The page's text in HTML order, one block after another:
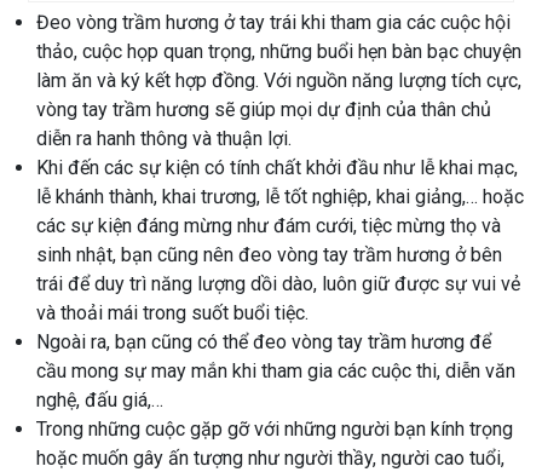
Đeo vòng trầm hương ở tay trái khi tham gia các cuộc hội
thảo, cuộc họp quan trọng, những buổi hẹn bàn bạc chuyện
làm ăn và ký kết hợp đồng. Với nguồn năng lượng tích cực,
vòng tay trầm hương sẽ giúp mọi dự định của thân chủ
diễn ra hanh thông và thuận lợi.
Khi đến các sự kiện có tính chất khởi đầu như lễ khai mạc,
lễ khánh thành, khai trương, lễ tốt nghiệp, khai giảng,… hoặc
các sự kiện đáng mừng như đám cưới, tiệc mừng thọ và
sinh nhật, bạn cũng nên đeo vòng tay trầm hương ở bên
trái để duy trì năng lượng dồi dào, luôn giữ được sự vui vẻ
và thoải mái trong suốt buổi tiệc.
Ngoài ra, bạn cũng có thể đeo vòng tay trầm hương để
cầu mong sự may mắn khi tham gia các cuộc thi, diễn văn
nghệ, đấu giá,…
Trong những cuộc gặp gỡ với những người bạn kính trọng
hoặc muốn gây ấn tượng như người thầy, người cao tuổi,